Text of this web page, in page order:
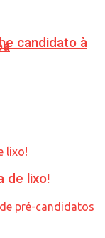
candidato à
de lixo!